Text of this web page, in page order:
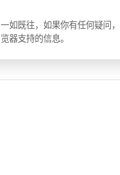
一如既往，如果你有任何疑问
览器支持的信息。